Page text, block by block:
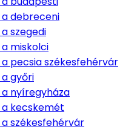
a debreceni
a szegedi
a miskolci
a pecsia székesfehérvár
a győri
a nyíregyháza
a kecskemét
a székesfehérvár